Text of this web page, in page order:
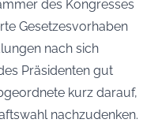
des Kongresses
Gesetzesvorhaben
nach sich
Präsidenten gut
kurz darauf,
nachzudenken.